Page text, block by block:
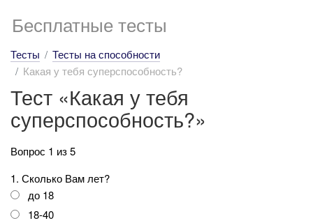
Бесплатные тесты
Тесты
Тесты на способности
Какая у тебя суперспособность?
Тест «Какая у тебя
суперспособность?»
Вопрос 1 из 5
1. Сколько Вам лет?
до 18
18-40